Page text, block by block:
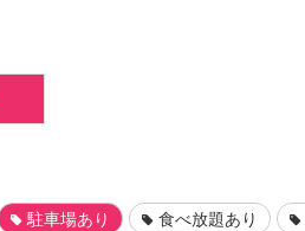
駐車場あり 食べ放題あり